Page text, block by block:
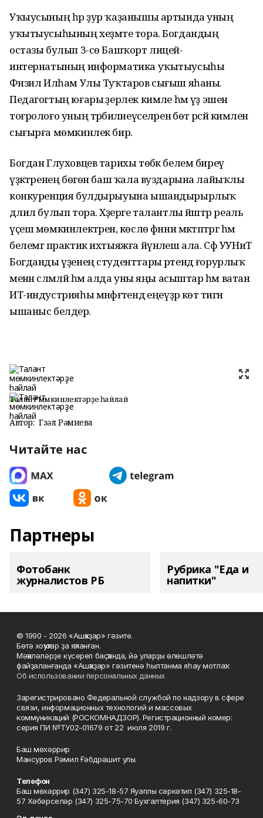
Уҡыусының һәр ҙур ҡаҙанышы артында уның
уҡытыусыһының хеҙмәте тора. Богдандың
остазы булып 3-сө Башҡорт лицей-
интернатының информатика уҡытыусыһы
Фәнзил Илһам Улы Туҡтаров сығыш яһаны.
Педагогтың юғары әҙерлек кимәле һәм үҙ эшенә
тоғролоғо уның тәрбиәләнеүселәренә бөтә рәсәй кимәленә
сығырға мөмкинлек бирә.
Богдан Глуховцев тарихы төбәк белем биреү
үҙәктәренең бөгөн баш ҡала вуздарына лайыҡлы
конкуренция булдырыуына ышандырырлыҡ
дәлил булып тора. Хәҙерге талантлы йәштәр реаль
үҫеш мөмкинлектәренә, көслө фәнни мәктәптәргә һәм
белемгә практик ихтыяжға йүнәлеш ала. Сф УУНиТ
Богданды үҙенең студенттары рәтендә ғорурлыҡ
менән сәләмләй һәм алда уны яңы асыштар һәм ватан
ИТ-индустрияһы мәнфәғәтендә еңеүҙәр көтә тигән
ышаныс белдерә.
Талант мөмкинлектәрҙе һайлай
Автор: Гүзәл Рәмиева
Читайте нас
Партнеры
Фотобанк
журналистов РБ
Рубрика "Еда и
напитки"
© 1990 - 2026 «Ашҡаҙар» гәзите.
Бөтә хоҡуҡтар ҙа яҡланған.
Мәҡәләләрҙе күсереп баҫҡанда, йә уларҙы өлөшләтә
файҙаланғанда «Ашҡаҙар» гәзитенә һылтанма яһау мотлаҡ.
Об использовании персональных данных
Зарегистрировано Федеральной службой по надзору в сфере
связи, информационных технологий и массовых
коммуникаций (РОСКОМНАДЗОР). Регистрационный номер:
серия ПИ №ТУ02-01679 от 22 июля 2019 г.
Баш мөхәррир
Мансуров Рәмил Ғәбдрәшит улы.
Телефон
Баш мөхәррир (347) 325-18-57 Яуаплы сәркәтип (347) 325-18-
57 Хәбәрселәр (347) 325-75-70 Бухгалтерия (347) 325-60-73